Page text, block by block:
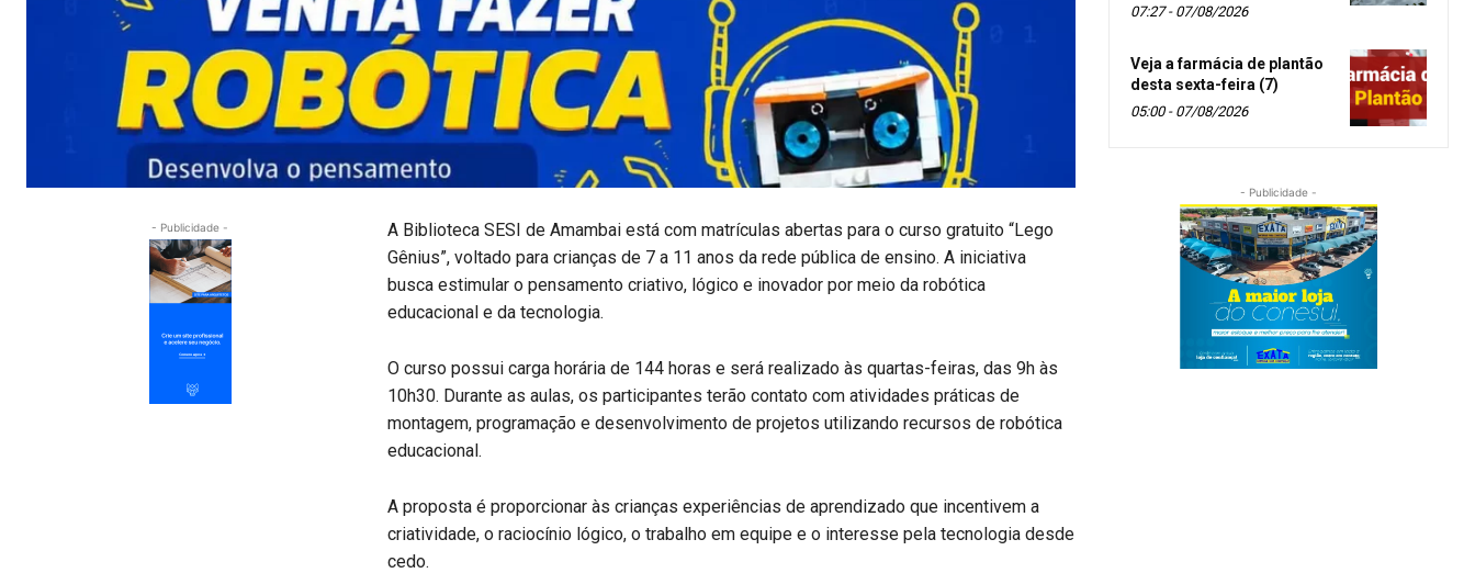
- Publicidade -
A Biblioteca SESI de Amambai está com matrículas abertas para o curso gratuito “Lego
Gênius”, voltado para crianças de 7 a 11 anos da rede pública de ensino. A iniciativa
busca estimular o pensamento criativo, lógico e inovador por meio da robótica
educacional e da tecnologia.
O curso possui carga horária de 144 horas e será realizado às quartas-feiras, das 9h às
10h30. Durante as aulas, os participantes terão contato com atividades práticas de
montagem, programação e desenvolvimento de projetos utilizando recursos de robótica
educacional.
A proposta é proporcionar às crianças experiências de aprendizado que incentivem a
criatividade, o raciocínio lógico, o trabalho em equipe e o interesse pela tecnologia desde
cedo.
07:27 - 07/08/2026
Veja a farmácia de plantão
desta sexta-feira (7)
05:00 - 07/08/2026
- Publicidade -